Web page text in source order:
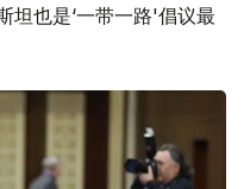
坦也是‘一带一路'倡议最